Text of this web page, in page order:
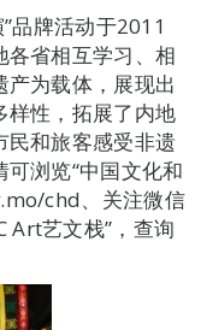
品牌活动于2011
省相互学习、相
为载体，展现出
样性，拓展了内地
民和旅客感受非遗
浏览“中国文化和
chd、关注微信
Art艺文栈”，查询